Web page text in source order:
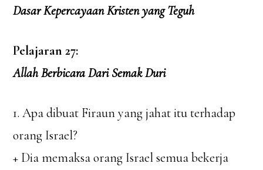
Dasar Kepercayaan Kristen yang Teguh
Pelajaran 27:
Allah Berbicara Dari Semak Duri
1. Apa dibuat Firaun yang jahat itu terhadap
orang Israel?
+ Dia memaksa orang Israel semua bekerja